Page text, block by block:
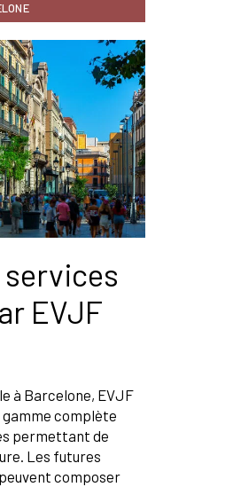
EVJF
à Barcelone, EVJF
complète
permettant de
Les futures
composer